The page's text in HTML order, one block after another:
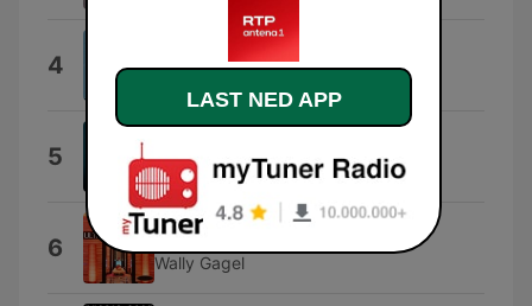
4 L'amour y'a qu'ça d'vrai ?
5 Luís Trigacheiro
6 Rooftop
Wally Gagel
LAST NED APP